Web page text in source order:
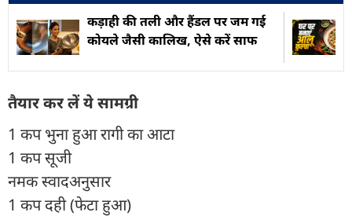
कड़ाही की तली और हैंडल पर जम गई
कोयले जैसी कालिख, ऐसे करें साफ
तैयार कर लें ये सामग्री
1 कप भुना हुआ रागी का आटा
1 कप सूजी
नमक स्वादअनुसार
1 कप दही (फेटा हुआ)